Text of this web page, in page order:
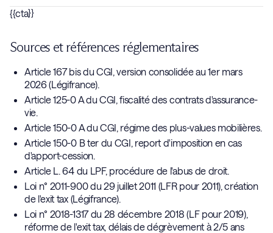
maintient le dégrèvement après
Le calcul du montant brut théorique est identique. Toutefois,
sur demande avec garanties pour les pays tiers). Le
simulateur affiche l'exposition théorique totale
sans préjuger
de l'acceptation du sursis par l'administration.
{{cta}}
Sources et références réglementaires
Article 167 bis du CGI, version consolidée au 1er mars
2026 (Légifrance).
Article 125-0 A du CGI, fiscalité des contrats d'assurance-
vie.
Article 150-0 A du CGI, régime des plus-values mobilières.
Article 150-0 B ter du CGI, report d'imposition en cas
d'apport-cession.
Article L. 64 du LPF, procédure de l'abus de droit.
Loi n° 2011-900 du 29 juillet 2011 (LFR pour 2011), création
de l'exit tax (Légifrance).
Loi n° 2018-1317 du 28 décembre 2018 (LF pour 2019),
réforme de l'exit tax, délais de dégrèvement à 2/5 ans